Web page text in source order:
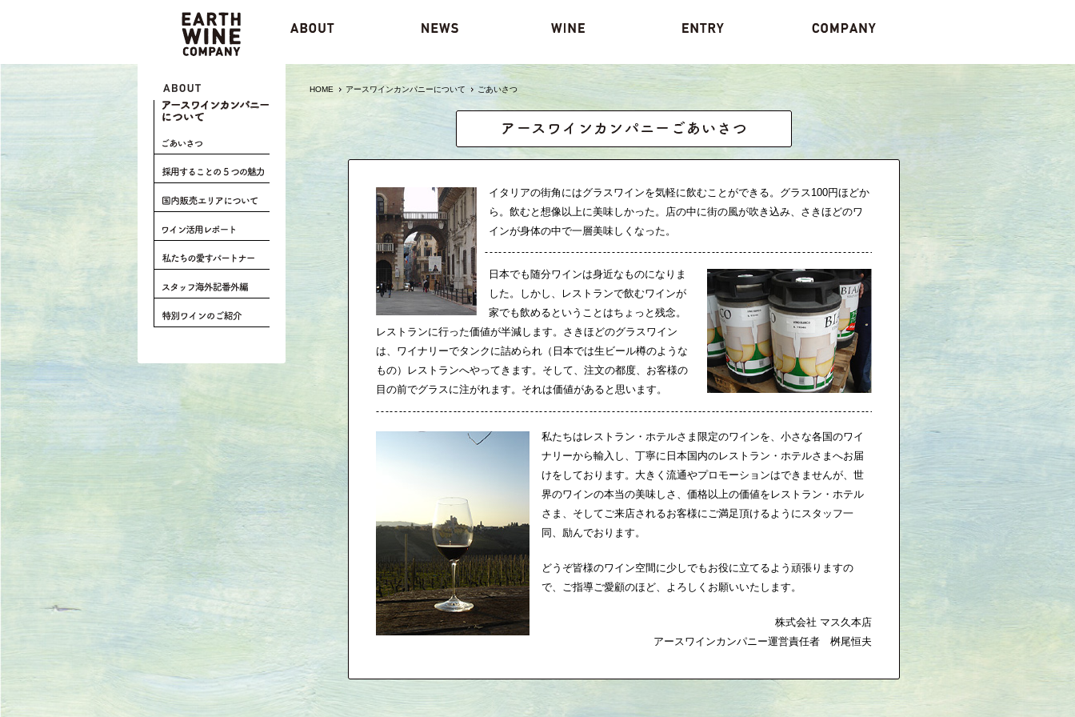
HOME アースワインカンパニーについて ごあいさつ
イタリアの街角にはグラスワインを気軽に飲むことができる。グラス100円ほどか
ら。飲むと想像以上に美味しかった。店の中に街の風が吹き込み、さきほどのワ
インが身体の中で一層美味しくなった。
日本でも随分ワインは身近なものになりま
した。しかし、レストランで飲むワインが
家でも飲めるということはちょっと残念。
レストランに行った価値が半減します。さきほどのグラスワイン
は、ワイナリーでタンクに詰められ（日本では生ビール樽のような
もの）レストランへやってきます。そして、注文の都度、お客様の
目の前でグラスに注がれます。それは価値があると思います。
私たちはレストラン・ホテルさま限定のワインを、小さな各国のワイ
ナリーから輸入し、丁寧に日本国内のレストラン・ホテルさまへお届
けをしております。大きく流通やプロモーションはできませんが、世
界のワインの本当の美味しさ、価格以上の価値をレストラン・ホテル
さま、そしてご来店されるお客様にご満足頂けるようにスタッフ一
同、励んでおります。
どうぞ皆様のワイン空間に少しでもお役に立てるよう頑張りますの
で、ご指導ご愛顧のほど、よろしくお願いいたします。
株式会社 マス久本店
アースワインカンパニー運営責任者 桝尾恒夫